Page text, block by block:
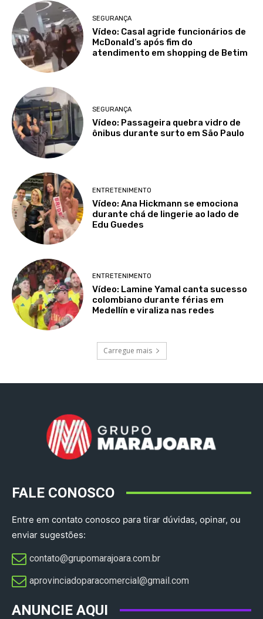
SEGURANÇA
Vídeo: Casal agride funcionários de
McDonald’s após fim do
atendimento em shopping de Betim
SEGURANÇA
Vídeo: Passageira quebra vidro de
ônibus durante surto em São Paulo
ENTRETENIMENTO
Vídeo: Ana Hickmann se emociona
durante chá de lingerie ao lado de
Edu Guedes
ENTRETENIMENTO
Vídeo: Lamine Yamal canta sucesso
colombiano durante férias em
Medellín e viraliza nas redes
Carregue mais
FALE CONOSCO
Entre em contato conosco para tirar dúvidas, opinar, ou
enviar sugestões:
contato@grupomarajoara.com.br
aprovinciadoparacomercial@gmail.com​
ANUNCIE AQUI